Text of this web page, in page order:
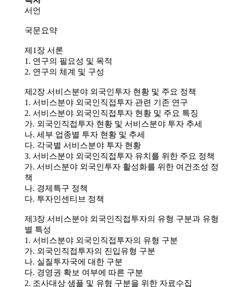
서언
국문요약
제1장 서론
1. 연구의 필요성 및 목적
2. 연구의 체계 및 구성
제2장 서비스분야 외국인투자 현황 및 주요 정책
1. 서비스분야 외국인직접투자 관련 기존 연구
2. 서비스분야 외국인직접투자 현황 및 주요 특징
가. 외국인직접투자 현황 및 서비스분야 투자 추세
나. 세부 업종별 투자 현황 및 추세
다. 각국별 서비스분야 투자 현황
3. 서비스분야 외국인직접투자 유치를 위한 주요 정책
가. 서비스분야 외국인투자 활성화를 위한 여건조성 정
책
나. 경제특구 정책
다. 투자인센티브 정책
제3장 서비스분야 외국인직접투자의 유형 구분과 유형
별 특성
1. 서비스분야 외국인직접투자의 유형 구분
가. 외국인직접투자의 진입유형 구분
나. 실질투자국에 대한 구분
다. 경영권 확보 여부에 따른 구분
2. 조사대상 샘플 및 유형 구분을 위한 자료수집